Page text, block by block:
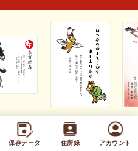
保存データ 住所録 アカウント
ぜんぶ見る